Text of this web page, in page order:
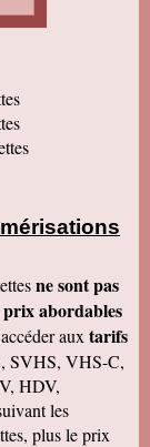
vu
réalisé
merci
ne sont pas
prix abordables
aux tarifs
SVHS, VHS-C,
HDV,
les
plus le prix